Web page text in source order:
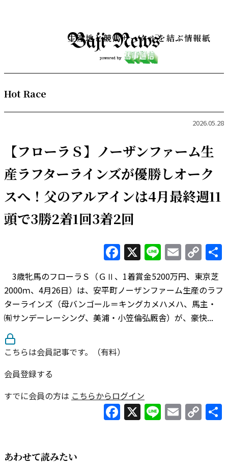
生産地と競馬サークルを結ぶ情報紙
Hot Race
2026.05.28
【フローラＳ】ノーザンファーム生
産ラフターラインズが優勝しオーク
スへ！父のアルアインは4月最終週11
頭で3勝2着1回3着2回
Facebook
X LineEmail
3歳牝馬のフローラＳ（ＧⅡ、1着賞金5200万円、東京芝
2000ｍ、4月26日）は、安平町ノーザンファーム生産のラフ
ターラインズ（母バンゴール＝キングカメハメハ、馬主・
㈲サンデーレーシング、美浦・小笠倫弘厩舎）が、豪快...
こちらは会員記事です。（有料）
会員登録する
すでに会員の方は こちらからログイン
Facebook
X LineEmail
あわせて読みたい